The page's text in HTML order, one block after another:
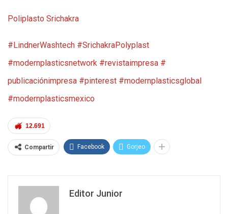
Poliplasto Srichakra
#LindnerWashtech #SrichakraPolyplast
#modernplasticsnetwork #revistaimpresa #
publicaciónimpresa #pinterest #modernplasticsglobal
#modernplasticsmexico
12.691
Compartir Facebook Gorjeo
Editor Junior